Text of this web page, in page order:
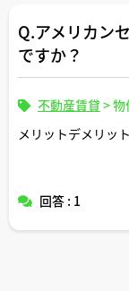
が、何か問題あり
このまま毎月の賃
かなって思ってま
ます^^
Q.アメリカン
ですか？
不動産賃貸 >物
メリットデメリッ
回答 : 1